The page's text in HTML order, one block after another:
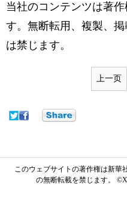
当社のコンテンツは著
す。無断転用、複製、
は禁じます。
上一页
このウェブサイトの著作権は新華
の無断転載を禁じます。